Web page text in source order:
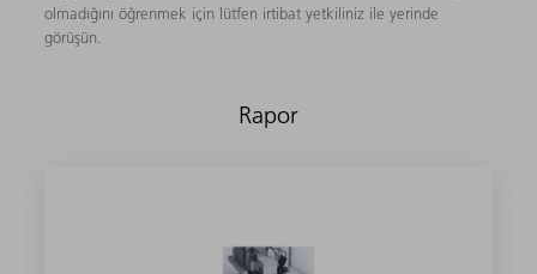
olmadığını öğrenmek için lütfen irtibat yetkiliniz ile yerinde
görüşün.
Rapor